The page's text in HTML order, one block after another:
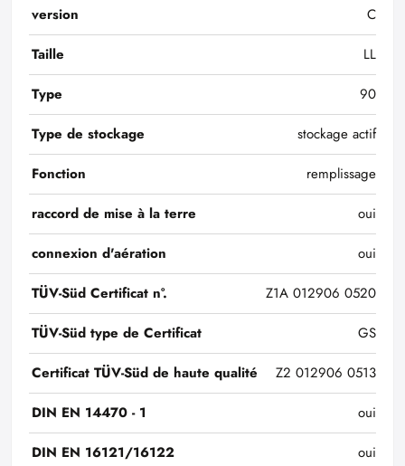
version
C
Taille
LL
Type
90
Type de stockage
stockage actif
Fonction
remplissage
raccord de mise à la terre
oui
connexion d'aération
oui
TÜV-Süd Certificat n°.
Z1A 012906 0520
TÜV-Süd type de Certificat
GS
Certificat TÜV-Süd de haute qualité
Z2 012906 0513
DIN EN 14470 - 1
oui
DIN EN 16121/16122
oui